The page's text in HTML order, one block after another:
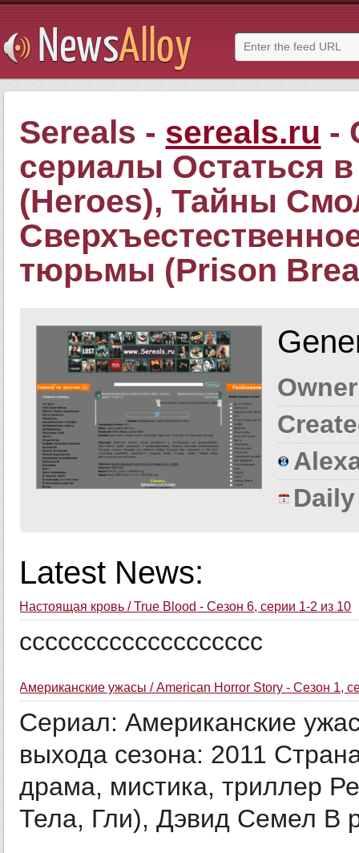
Sereals - sereals.ru -
сериалы Остаться
(Heroes), Тайны
тюрьмы (Prison
Latest News:
Настоящая кровь / True Blood - Сезон 6, серии 1-2 из 10
ссссссссссссссссссс
Американские ужасы / American Horror Story - Сезон 1,
Сериал: Американские
выхода сезона: 2011
драма, мистика, триллер
Тела, Гли), Дэвид Семел В